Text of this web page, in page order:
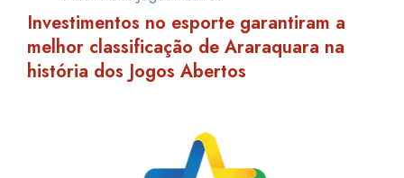
Investimentos no esporte garantiram a
melhor classificação de Araraquara na
história dos Jogos Abertos